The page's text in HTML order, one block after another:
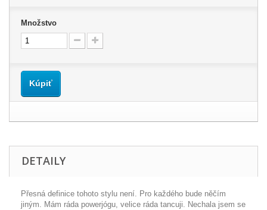
Množstvo
Kúpiť
DETAILY
Přesná definice tohoto stylu není. Pro každého bude něčím
jiným. Mám ráda powerjógu, velice ráda tancuji. Nechala jsem se